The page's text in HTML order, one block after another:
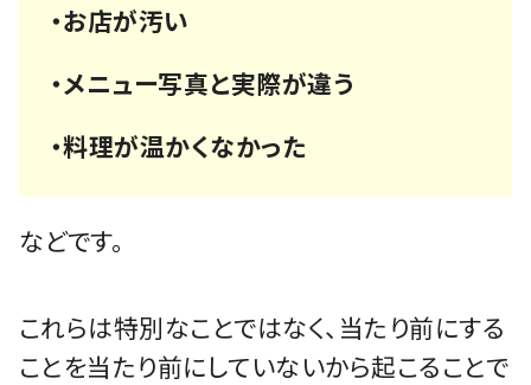
・お店が汚い
・メニュー写真と実際が違う
・料理が温かくなかった
などです。
これらは特別なことではなく、当たり前にする
ことを当たり前にしていないから起こることで